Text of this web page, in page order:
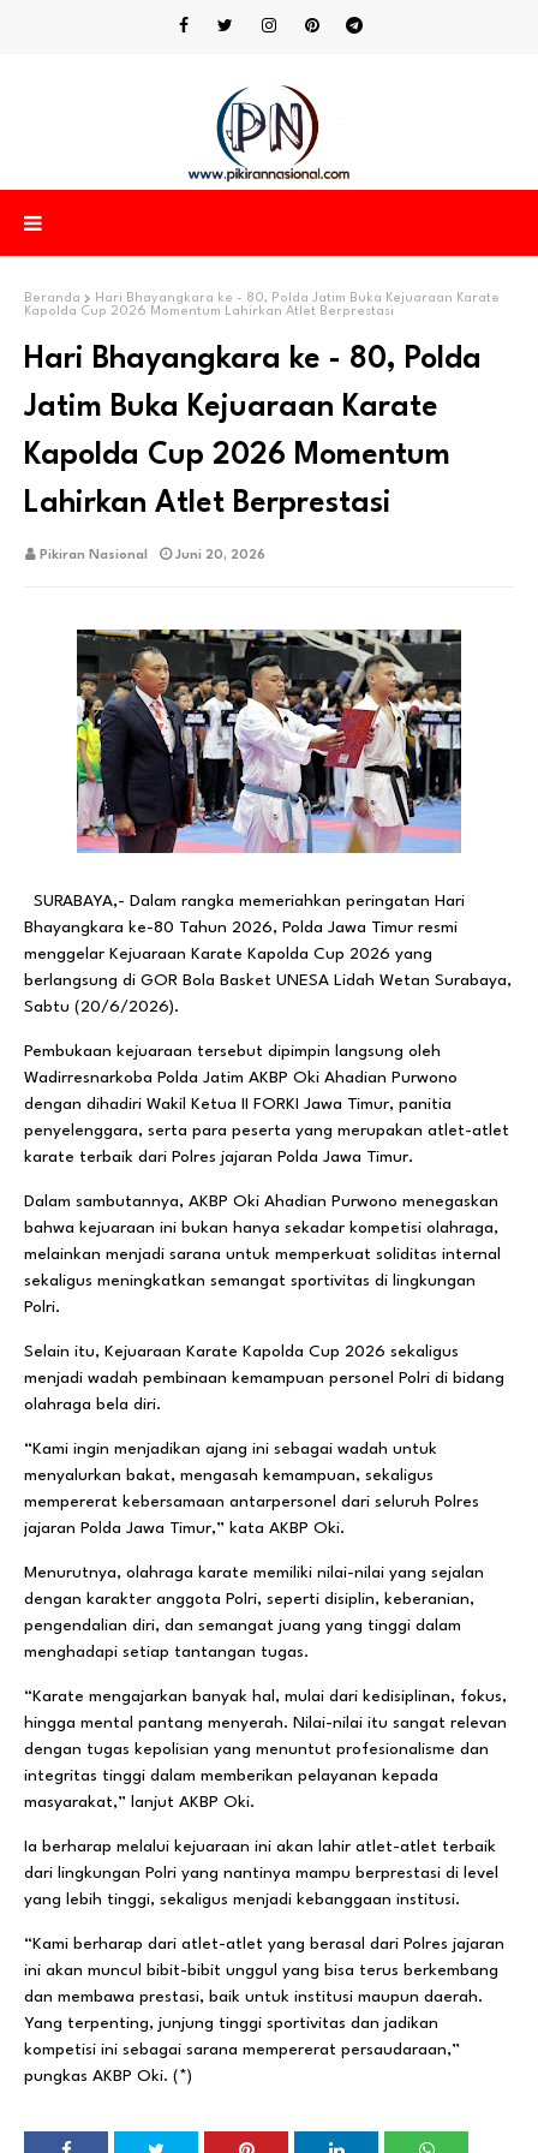
Beranda
Hari Bhayangkara ke - 80, Polda Jatim Buka Kejuaraan Karate
Kapolda Cup 2026 Momentum Lahirkan Atlet Berprestasi
Hari Bhayangkara ke - 80, Polda
Jatim Buka Kejuaraan Karate
Kapolda Cup 2026 Momentum
Lahirkan Atlet Berprestasi
Pikiran Nasional Juni 20, 2026
SURABAYA,- Dalam rangka memeriahkan peringatan Hari
Bhayangkara ke-80 Tahun 2026, Polda Jawa Timur resmi
menggelar Kejuaraan Karate Kapolda Cup 2026 yang
berlangsung di GOR Bola Basket UNESA Lidah Wetan Surabaya,
Sabtu (20/6/2026).
Pembukaan kejuaraan tersebut dipimpin langsung oleh
Wadirresnarkoba Polda Jatim AKBP Oki Ahadian Purwono
dengan dihadiri Wakil Ketua II FORKI Jawa Timur, panitia
penyelenggara, serta para peserta yang merupakan atlet-atlet
karate terbaik dari Polres jajaran Polda Jawa Timur.
Dalam sambutannya, AKBP Oki Ahadian Purwono menegaskan
bahwa kejuaraan ini bukan hanya sekadar kompetisi olahraga,
melainkan menjadi sarana untuk memperkuat soliditas internal
sekaligus meningkatkan semangat sportivitas di lingkungan
Polri.
Selain itu, Kejuaraan Karate Kapolda Cup 2026 sekaligus
menjadi wadah pembinaan kemampuan personel Polri di bidang
olahraga bela diri.
“Kami ingin menjadikan ajang ini sebagai wadah untuk
menyalurkan bakat, mengasah kemampuan, sekaligus
mempererat kebersamaan antarpersonel dari seluruh Polres
jajaran Polda Jawa Timur,” kata AKBP Oki.
Menurutnya, olahraga karate memiliki nilai-nilai yang sejalan
dengan karakter anggota Polri, seperti disiplin, keberanian,
pengendalian diri, dan semangat juang yang tinggi dalam
menghadapi setiap tantangan tugas.
“Karate mengajarkan banyak hal, mulai dari kedisiplinan, fokus,
hingga mental pantang menyerah. Nilai-nilai itu sangat relevan
dengan tugas kepolisian yang menuntut profesionalisme dan
integritas tinggi dalam memberikan pelayanan kepada
masyarakat,” lanjut AKBP Oki.
Ia berharap melalui kejuaraan ini akan lahir atlet-atlet terbaik
dari lingkungan Polri yang nantinya mampu berprestasi di level
yang lebih tinggi, sekaligus menjadi kebanggaan institusi.
“Kami berharap dari atlet-atlet yang berasal dari Polres jajaran
ini akan muncul bibit-bibit unggul yang bisa terus berkembang
dan membawa prestasi, baik untuk institusi maupun daerah.
Yang terpenting, junjung tinggi sportivitas dan jadikan
kompetisi ini sebagai sarana mempererat persaudaraan,”
pungkas AKBP Oki. (*)